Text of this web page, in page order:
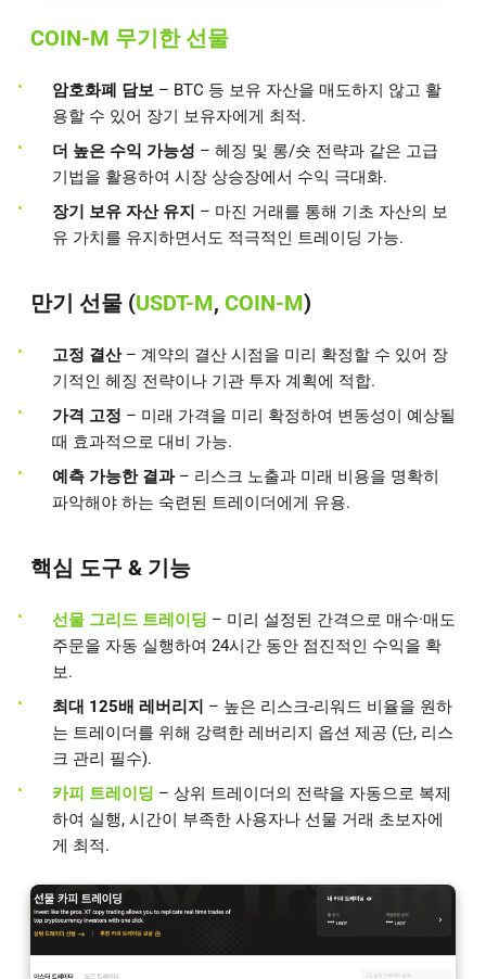
COIN-M 무기한 선물
암호화폐 담보 – BTC 등 보유 자산을 매도하지 않고 활
용할 수 있어 장기 보유자에게 최적.
더 높은 수익 가능성 – 헤징 및 롱/숏 전략과 같은 고급
기법을 활용하여 시장 상승장에서 수익 극대화.
장기 보유 자산 유지 – 마진 거래를 통해 기초 자산의 보
유 가치를 유지하면서도 적극적인 트레이딩 가능.
만기 선물 (USDT-M, COIN-M)
고정 결산– 계약의 결산 시점을 미리 확정할 수 있어 장
기적인 헤징 전략이나 기관 투자 계획에 적합.
가격 고정 – 미래 가격을 미리 확정하여 변동성이 예상될
때 효과적으로 대비 가능.
예측 가능한 결과– 리스크 노출과 미래 비용을 명확히
파악해야 하는 숙련된 트레이더에게 유용.
핵심 도구 & 기능
선물 그리드 트레이딩 – 미리 설정된 간격으로 매수·매도
주문을 자동 실행하여 24시간 동안 점진적인 수익을 확
보.
최대 125배 레버리지 – 높은 리스크-리워드 비율을 원하
는 트레이더를 위해 강력한 레버리지 옵션 제공 (단, 리스
크 관리 필수).
카피 트레이딩 – 상위 트레이더의 전략을 자동으로 복제
하여 실행, 시간이 부족한 사용자나 선물 거래 초보자에
게 최적.